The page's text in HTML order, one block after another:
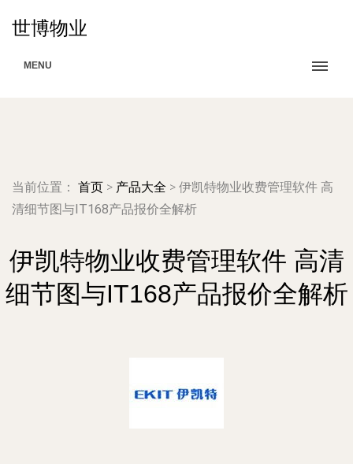
世博物业
MENU
当前位置： 首页 > 产品大全 > 伊凯特物业收费管理软件 高
清细节图与IT168产品报价全解析
伊凯特物业收费管理软件 高清
细节图与IT168产品报价全解析